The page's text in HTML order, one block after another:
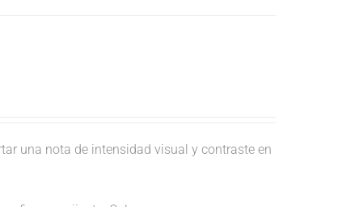
una nota de intensidad visual y contraste en